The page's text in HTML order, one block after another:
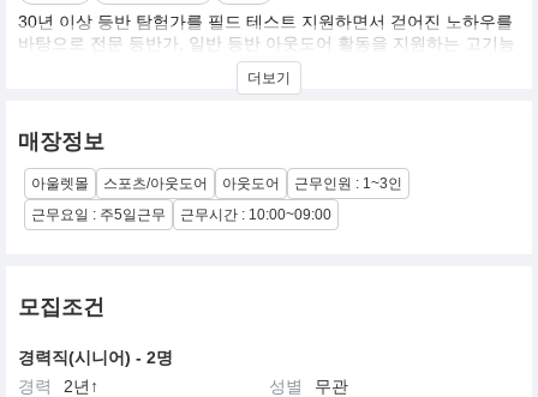
30년 이상 등반 탐험가를 필드 테스트 지원하면서 걷어진 노하우를
바탕으로 전문 등반가, 일반 등반 아웃도어 활동을 지원하는 고기능
1997년 (주)영원아웃도어(대표 성기학)가 대한민국에 노스페이스
2013년 국내 런칭 16주년을 맞이하였으며, (주)영원아웃도어가 현
재까지 국내 브랜드 전개권을 보유하고 있다
더보기
매장정보
아울렛몰 스포츠/아웃도어 아웃도어
근무인원 : 1~3인
근무요일 : 주5일근무
근무시간 : 10:00~09:00
모집조건
경력직(시니어) - 2명
경력
2년↑ 성별
무관